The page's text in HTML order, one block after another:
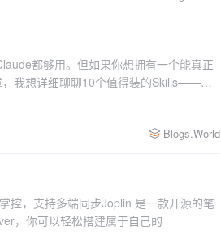
都够用。但如果你想拥有一个能真正
，我想详细聊聊10个值得装的Skills——不
Blogs.World
控，支持多端同步Joplin 是一款开源的笔
，你可以轻松搭建属于自己的